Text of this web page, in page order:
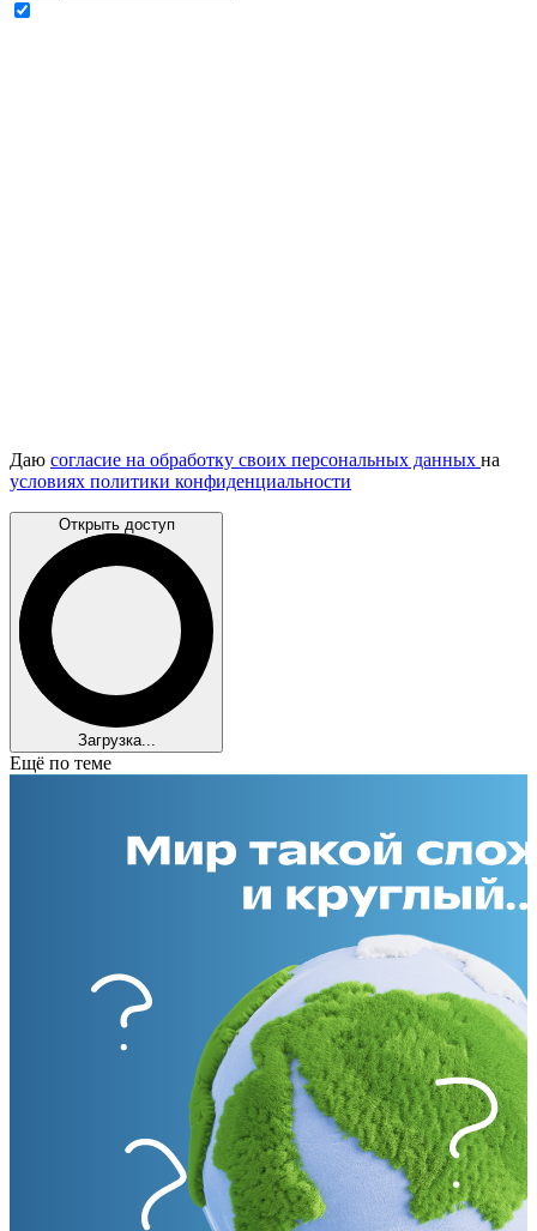
Даю согласие на обработку своих персональных данных на
условиях политики конфиденциальности
Открыть доступ
Загрузка...
Ещё по теме